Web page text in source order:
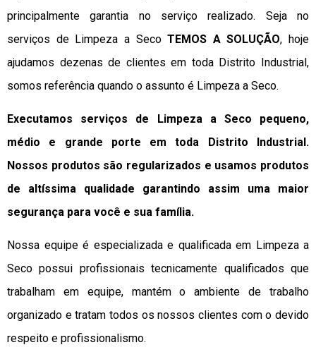
principalmente garantia no serviço realizado. Seja no
serviços de Limpeza a SecoTEMOS A SOLUÇÃO, hoje
ajudamos dezenas de clientes em toda Distrito Industrial,
somos referência quando o assunto é Limpeza a Seco.
Executamos serviços de Limpeza a Seco pequeno,
médio e grande porte em toda Distrito Industrial.
Nossos produtos são regularizados e usamos produtos
de altíssima qualidade garantindo assim uma maior
segurança para você e sua família.
Nossa equipe é especializada e qualificada em Limpeza a
Seco possui profissionais tecnicamente qualificados que
trabalham em equipe, mantém o ambiente de trabalho
organizado e tratam todos os nossos clientes com o devido
respeito e profissionalismo.